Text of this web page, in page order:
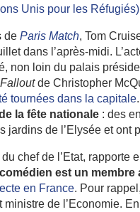
Unis pour les
deParis Match, Tom
dans l’après-midi.
non loin du palais
de Christopher
tournées dans la capitale
la fête nationale : des
jardins de l’Elysée et ont
chef de l’Etat, rapporte
est un membre
en France. Pour
ministre de l’Economie.